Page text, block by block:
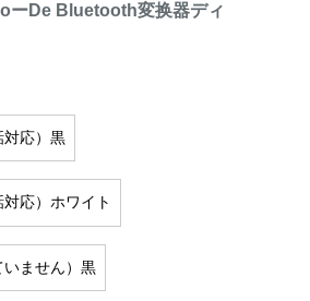
ーDe Bluetooth変换器ディ
対応）黒
応）ホワイト
ません）黒